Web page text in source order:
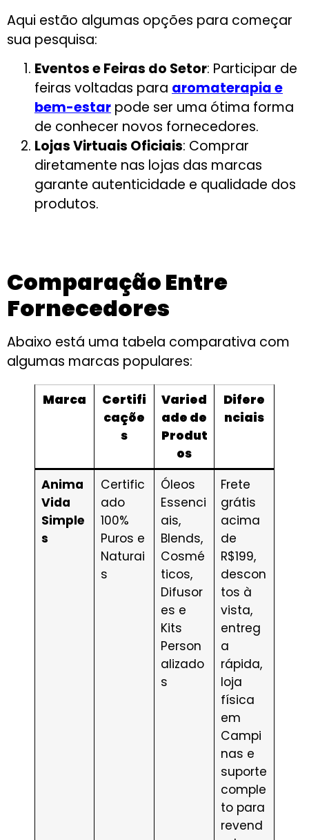
Aqui estão algumas opções para começar
sua pesquisa:
Eventos e Feiras do Setor: Participar de
feiras voltadas para aromaterapia e
bem-estar pode ser uma ótima forma
de conhecer novos fornecedores.
Lojas Virtuais Oficiais: Comprar
diretamente nas lojas das marcas
garante autenticidade e qualidade dos
produtos.
Comparação Entre
Fornecedores
Abaixo está uma tabela comparativa com
algumas marcas populares:
Marca
Certifi
caçõe
s
Varied
ade de
Produt
os
Difere
nciais
Anima
Vida
Simple
s
Certific
ado
100%
Puros e
Naturai
s
Óleos
Essenci
ais,
Blends,
Cosmé
ticos,
Difusor
es e
Kits
Person
alizado
s
Frete
grátis
acima
de
R$199,
descon
tos à
vista,
entreg
a
rápida,
loja
física
em
Campi
nas e
suporte
comple
to para
revend